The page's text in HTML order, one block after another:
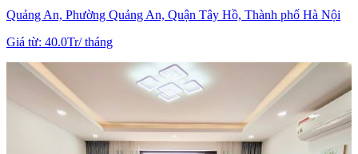
Quảng An, Phường Quảng An, Quận Tây Hồ, Thành phố Hà Nội
Giá từ: 40.0Tr/tháng